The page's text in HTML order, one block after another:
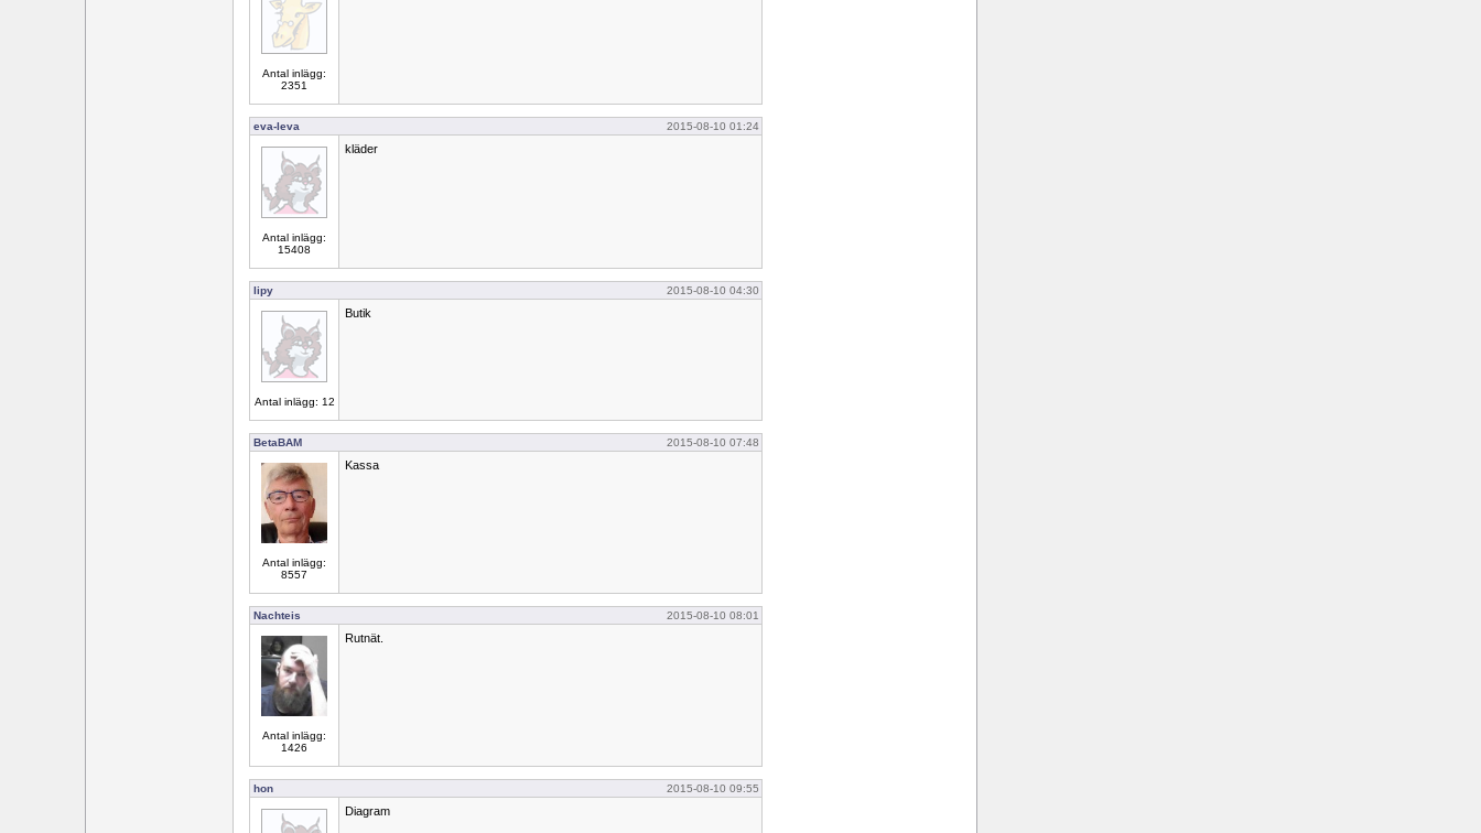
Antal inlägg:
2351
eva-leva 2015-08-10 01:24
Antal inlägg:
15408
kläder
lipy 2015-08-10 04:30
Antal inlägg: 12
Butik
BetaBAM 2015-08-10 07:48
Antal inlägg:
8557
Kassa
Nachteis 2015-08-10 08:01
Antal inlägg:
1426
Rutnät.
hon 2015-08-10 09:55
Diagram